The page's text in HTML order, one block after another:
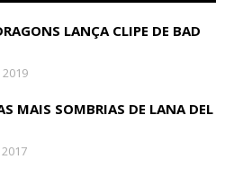
LANÇA CLIPE DE BAD
MAIS SOMBRIAS DE LANA DEL